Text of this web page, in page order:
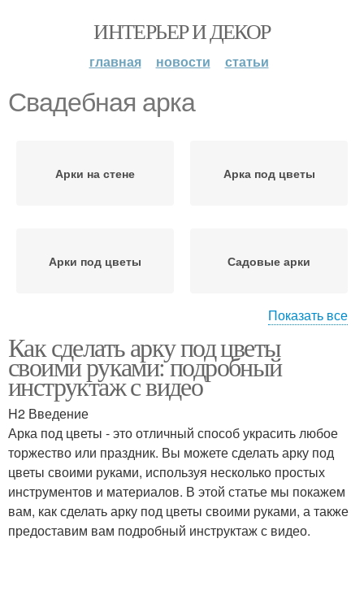
ИНТЕРЬЕР И ДЕКОР
главная новости статьи
Свадебная арка
Арки на стене Арка под цветы
Арки под цветы Садовые арки
Арки с цветами Арки с зеленью
Арка из березы Сны на свадебной арке
Арки по форме Свадебные арки
Показать все
Как сделать арку под цветы
своими руками: подробный
инструктаж с видео
H2 Введение
Арка под цветы - это отличный способ украсить любое
торжество или праздник. Вы можете сделать арку под
цветы своими руками, используя несколько простых
инструментов и материалов. В этой статье мы покажем
вам, как сделать арку под цветы своими руками, а также
предоставим вам подробный инструктаж с видео.